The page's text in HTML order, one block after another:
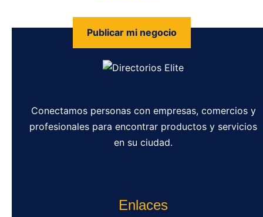
Publicar mi negocio
Conectamos personas con empresas, comercios y
profesionales para encontrar productos y servicios
en su ciudad.
Enlaces